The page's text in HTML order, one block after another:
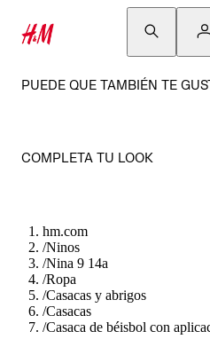
PUEDE QUE TAMBIÉN TE
COMPLETA TU LOOK
hm.com
/Ninos
/Nina 9 14a
/Ropa
/Casacas y abrigos
/Casacas
/Casaca de béisbol con